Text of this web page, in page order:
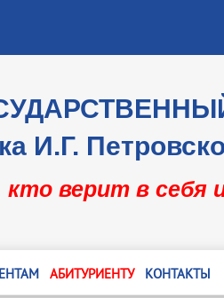
И.Г.
кто верит в себя
АБИТУРИЕНТУ КОНТАКТЫ